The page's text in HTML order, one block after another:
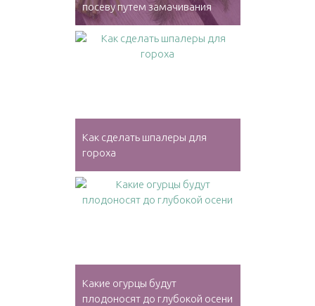
посеву путем замачивания
Как сделать шпалеры для
гороха
Какие огурцы будут
плодоносят до глубокой осени